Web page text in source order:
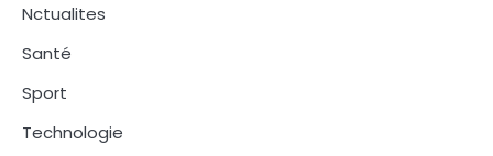
Nctualites
Santé
Sport
Technologie